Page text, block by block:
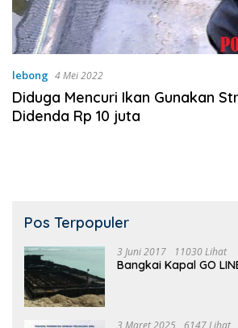
lebong 4 Mei 2022
Diduga Mencuri Ikan Gunakan
Didenda Rp 10 juta
Pos Terpopuler
3 Juni 2017 11030 Lihat
Bangkai Kapal GO